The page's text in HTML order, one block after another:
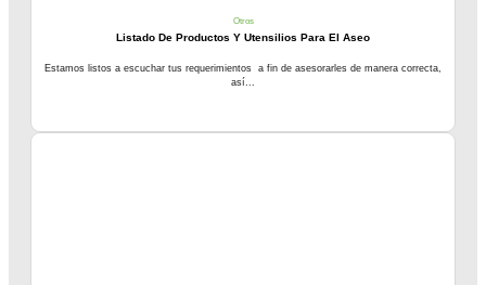
Otros
Listado De Productos Y Utensilios Para El Aseo
Estamos listos a escuchar tus requerimientos a fin de asesorarles de manera correcta,
así...